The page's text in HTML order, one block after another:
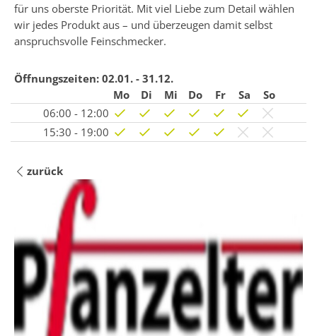
für uns oberste Priorität. Mit viel Liebe zum Detail wählen
wir jedes Produkt aus – und überzeugen damit selbst
anspruchsvolle Feinschmecker.
Öffnungszeiten: 02.01. - 31.12.
Mo
Di Mi Do Fr Sa
So
06:00 - 12:00
15:30 - 19:00
zurück